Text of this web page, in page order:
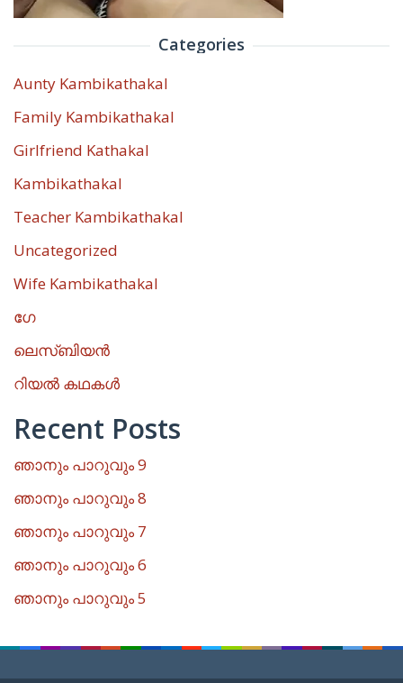
Categories
Aunty Kambikathakal
Family Kambikathakal
Girlfriend Kathakal
Kambikathakal
Teacher Kambikathakal
Uncategorized
Wife Kambikathakal
ഗേ
ലെസ്ബിയൻ
റിയൽ കഥകൾ
Recent Posts
ഞാനും പാറുവും 9
ഞാനും പാറുവും 8
ഞാനും പാറുവും 7
ഞാനും പാറുവും 6
ഞാനും പാറുവും 5